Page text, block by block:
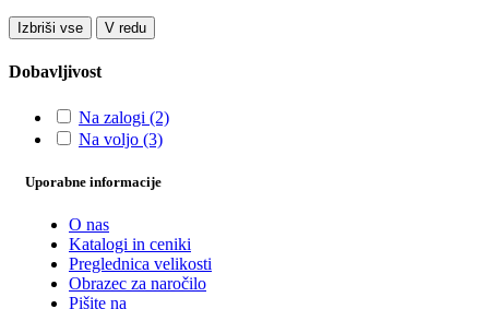
Izbriši vse V redu
Dobavljivost
Na zalogi (2)
Na voljo (3)
Uporabne informacije
O nas
Katalogi in ceniki
Preglednica velikosti
Obrazec za naročilo
Pišite na